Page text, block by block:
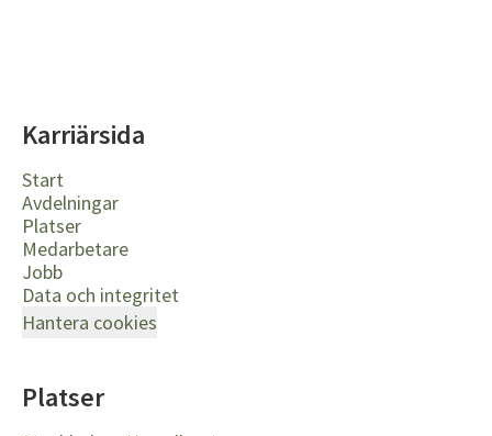
Karriärsida
Start
Avdelningar
Platser
Medarbetare
Jobb
Data och integritet
Hantera cookies
Platser